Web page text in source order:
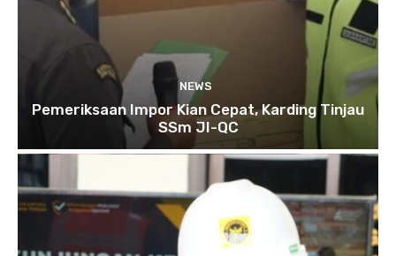
NEWS
Pemeriksaan Impor Kian Cepat, Karding Tinjau
SSm JI-QC